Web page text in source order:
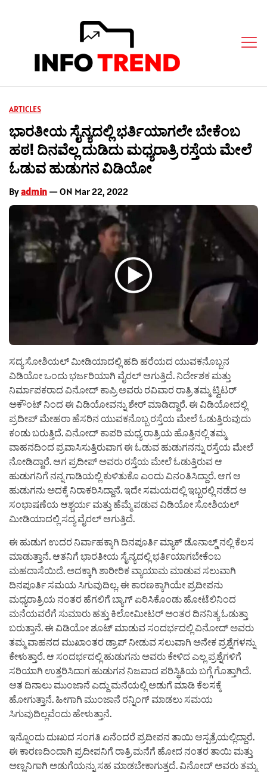
ARTICLES
ಭಾರತೀಯ ಸೈನ್ಯದಲ್ಲಿ ಭರ್ತಿಯಾಗಲೇ ಬೇಕೆಂಬ
ಹಠ! ದಿನವೆಲ್ಲ ದುಡಿದು ಮಧ್ಯರಾತ್ರಿ ರಸ್ತೆಯ ಮೇಲೆ
ಓಡುವ ಹುಡುಗನ ವಿಡಿಯೋ
Byadmin — ON Mar 22, 2022
ಸದ್ಯ ಸೋಶಿಯಲ್ ಮೀಡಿಯಾದಲ್ಲಿ ಹದಿ ಹರೆಯದ ಯುವಕನೊಬ್ಬನ
ವಿಡಿಯೋ ಒಂದು ಭರ್ಜರಿಯಾಗಿ ವೈರಲ್ ಆಗುತ್ತಿದೆ. ನಿರ್ದೇಶಕ ಮತ್ತು
ನಿರ್ಮಾಪಕರಾದ ವಿನೋದ್ ಕಾಪ್ರಿ ಅವರು ರವಿವಾರ ರಾತ್ರಿ ತಮ್ಮ ಟ್ವಿಟರ್
ಅಕೌಂಟ್ ನಿಂದ ಈ ವಿಡಿಯೋವನ್ನು ಶೇರ್ ಮಾಡಿದ್ದಾರೆ. ಈ ವಿಡಿಯೋದಲ್ಲಿ
ಪ್ರದೀಪ್ ಮೇಹರಾ ಹೆಸರಿನ ಯುವಕನೊಬ್ಬ ರಸ್ತೆಯ ಮೇಲೆ ಓಡುತ್ತಿರುವುದು
ಕಂಡು ಬರುತ್ತಿದೆ. ವಿನೋದ್ ಕಾಪರಿ ಮಧ್ಯ ರಾತ್ರಿಯ ಹೊತ್ತಿನಲ್ಲಿ ತಮ್ಮ
ವಾಹನದಿಂದ ಪ್ರವಾಸಿಸುತ್ತಿರುವಾಗ ಈ ಓಡುವ ಹುಡುಗನನ್ನು ರಸ್ತೆಯ ಮೇಲೆ
ನೋಡಿದ್ದಾರೆ. ಆಗ ಪ್ರದೀಪ್ ಅವರು ರಸ್ತೆಯ ಮೇಲೆ ಓಡುತ್ತಿರುವ ಆ
ಹುಡುಗನಿಗೆ ನನ್ನ ಗಾಡಿಯಲ್ಲಿ ಕುಳಿತುಕೊ ಎಂದು ವಿನಂತಿಸಿದ್ದಾರೆ. ಆಗ ಆ
ಹುಡುಗನು ಅದಕ್ಕೆ ನಿರಾಕರಿಸಿದ್ದಾನೆ. ಇದೇ ಸಮಯದಲ್ಲಿ ಇಬ್ಬರಲ್ಲಿ ನಡೆದ ಆ
ಸಂಭಾಷಣೆಯ ಆಶ್ಚರ್ಯ ಮತ್ತು ಹೆಮ್ಮೆ ಪಡುವ ವಿಡಿಯೋ ಸೋಶಿಯಲ್
ಮೀಡಿಯಾದಲ್ಲಿ ಸದ್ಯ ವೈರಲ್ ಆಗುತ್ತಿದೆ.
ಈ ಹುಡುಗ ಉದರ ನಿರ್ವಾಹಕ್ಕಾಗಿ ದಿನಪೂರ್ತಿ ಮ್ಯಾಕ್ ಡೊನಾಲ್ಡ್ ನಲ್ಲಿ ಕೆಲಸ
ಮಾಡುತ್ತಾನೆ. ಆತನಿಗೆ ಭಾರತೀಯ ಸೈನ್ಯದಲ್ಲಿ ಭರ್ತಿಯಾಗಬೇಕೆಂಬ
ಮಹದಾಸೆಯಿದೆ. ಅದಕ್ಕಾಗಿ ಶಾರೀರಿಕ ವ್ಯಾಯಾಮ ಮಾಡುವ ಸಲುವಾಗಿ
ದಿನಪೂರ್ತಿ ಸಮಯ ಸಿಗುವುದಿಲ್ಲ. ಈ ಕಾರಣಕ್ಕಾಗಿಯೇ ಪ್ರದೀಪನು
ಮಧ್ಯರಾತ್ರಿಯ ನಂತರ ಹೆಗಲಿಗೆ ಬ್ಯಾಗ್ ಏರಿಸಿಕೊಂಡು ಹೋಟೆಲಿನಿಂದ
ಮನೆಯವರೆಗೆ ಸುಮಾರು ಹತ್ತು ಕಿಲೋಮೀಟರ್ ಅಂತರ ದಿನನಿತ್ಯ ಓಡುತ್ತಾ
ಬರುತ್ತಾನೆ. ಈ ವಿಡಿಯೋ ಶೂಟ್ ಮಾಡುವ ಸಂದರ್ಭದಲ್ಲಿ ವಿನೋದ್ ಅವರು
ತಮ್ಮ ವಾಹನದ ಮುಖಾಂತರ ಡ್ರಾಪ್ ನೀಡುವ ಸಲುವಾಗಿ ಅನೇಕ ಪ್ರಶ್ನೆಗಳನ್ನು
ಕೇಳುತ್ತಾರೆ. ಆ ಸಂದರ್ಭದಲ್ಲಿ ಹುಡುಗನು ಅವರು ಕೇಳಿದ ಎಲ್ಲ ಪ್ರಶ್ನೆಗಳಿಗೆ
ಸರಿಯಾಗಿ ಉತ್ತರಿಸಿದಾಗ ಹುಡುಗನ ನಿಜವಾದ ಪರಿಸ್ಥಿತಿಯ ಬಗ್ಗೆ ಗೊತ್ತಾಗಿದೆ.
ಆತ ದಿನಾಲು ಮುಂಜಾನೆ ಎದ್ದು ಮನೆಯಲ್ಲಿ ಅಡುಗೆ ಮಾಡಿ ಕೆಲಸಕ್ಕೆ
ಹೋಗುತ್ತಾನೆ. ಹೀಗಾಗಿ ಮುಂಜಾನೆ ರನ್ನಿಂಗ್ ಮಾಡಲು ಸಮಯ
ಸಿಗುವುದಿಲ್ಲವೆಂದು ಹೇಳುತ್ತಾನೆ.
ಇನ್ನೊಂದು ದುಃಖದ ಸಂಗತಿ ಏನೆಂದರೆ ಪ್ರದೀಪನ ತಾಯಿ ಆಸ್ಪತ್ರೆಯಲ್ಲಿದ್ದಾರೆ.
ಈ ಕಾರಣದಿಂದಾಗಿ ಪ್ರದೀಪನಿಗೆ ರಾತ್ರಿ ಮನೆಗೆ ಹೋದ ನಂತರ ತಾಯಿ ಮತ್ತು
ಅಣ್ಣನಿಗಾಗಿ ಅಡುಗೆಯನ್ನು ಸಹ ಮಾಡಬೇಕಾಗುತ್ತದೆ. ವಿನೋದ್ ಅವರು ತಮ್ಮ